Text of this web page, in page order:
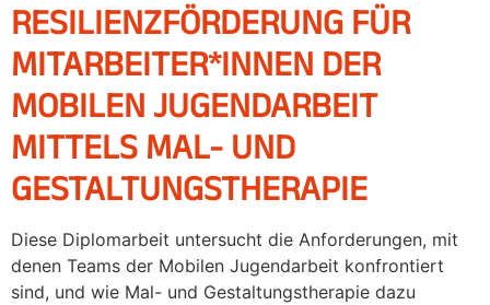
RESILIENZFÖRDERUNG FÜR
MITARBEITER*INNEN DER
MOBILEN JUGENDARBEIT
MITTELS MAL- UND
GESTALTUNGSTHERAPIE
Diese Diplomarbeit untersucht die Anforderungen, mit
denen Teams der Mobilen Jugendarbeit konfrontiert
sind, und wie Mal- und Gestaltungstherapie dazu